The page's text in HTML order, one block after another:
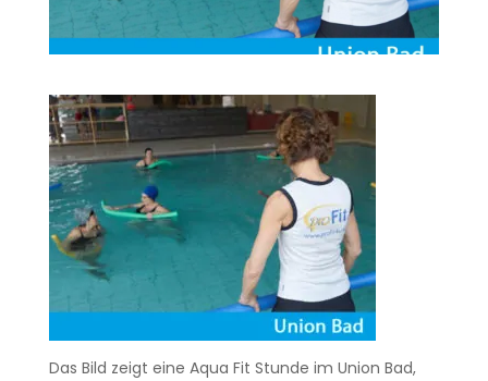
Das Bild zeigt eine Aqua Fit Stunde im Union Bad,